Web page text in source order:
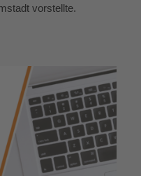
vorstellte.